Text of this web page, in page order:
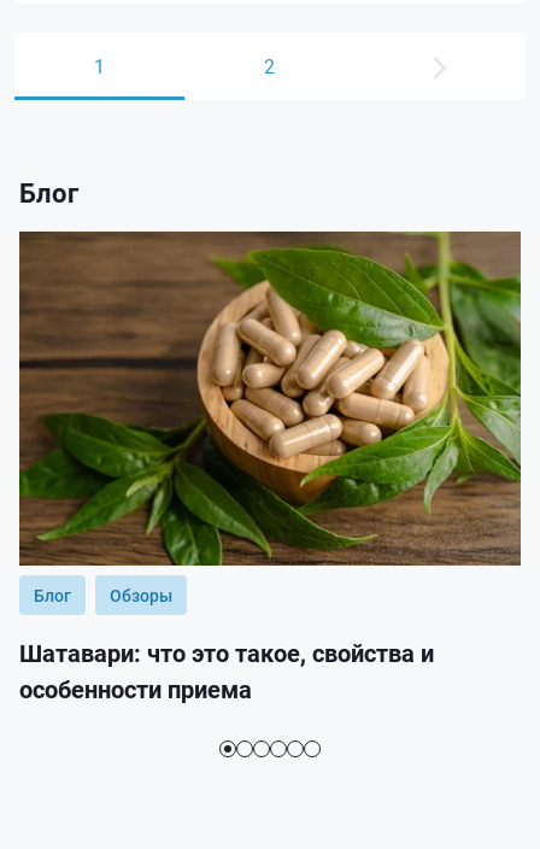
1 2
Блог
Блог Обзоры
Шатавари: что это такое, свойства и
особенности приема